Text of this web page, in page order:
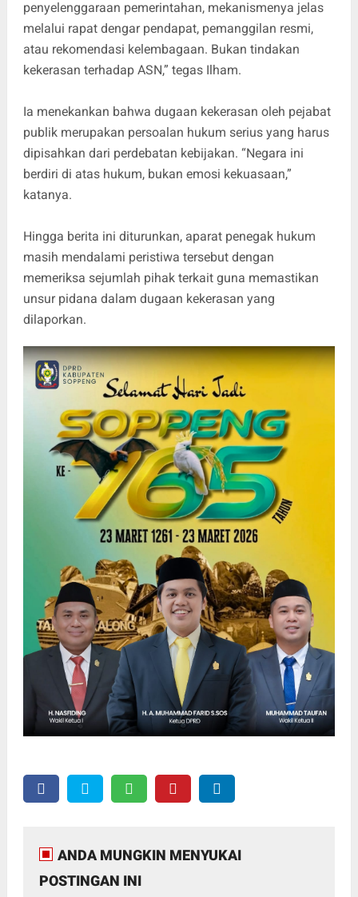
penyelenggaraan pemerintahan, mekanismenya jelas
melalui rapat dengar pendapat, pemanggilan resmi,
atau rekomendasi kelembagaan. Bukan tindakan
kekerasan terhadap ASN,” tegas Ilham.
Ia menekankan bahwa dugaan kekerasan oleh pejabat
publik merupakan persoalan hukum serius yang harus
dipisahkan dari perdebatan kebijakan. “Negara ini
berdiri di atas hukum, bukan emosi kekuasaan,”
katanya.
Hingga berita ini diturunkan, aparat penegak hukum
masih mendalami peristiwa tersebut dengan
memeriksa sejumlah pihak terkait guna memastikan
unsur pidana dalam dugaan kekerasan yang
dilaporkan.
ANDA MUNGKIN MENYUKAI
POSTINGAN INI